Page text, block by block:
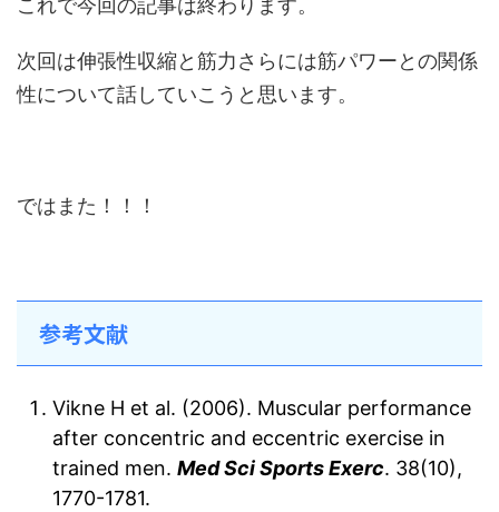
これで今回の記事は終わります。
次回は伸張性収縮と筋力さらには筋パワーとの関係
性について話していこうと思います。
ではまた！！！
参考文献
Vikne H et al. (2006). Muscular performance
after concentric and eccentric exercise in
trained men. Med Sci Sports Exerc. 38(10),
1770-1781.